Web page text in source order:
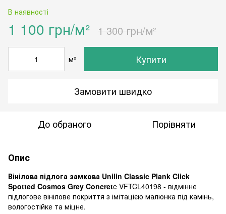
В наявності
1 100 грн/м² 1 300 грн/м²
м² Купити
Замовити швидко
До обраного Порівняти
Опис
Вінілова підлога замкова Unilin Classic Plank Click
Spotted Cosmos Grey Concrete VFTCL40198 - відмінне
підлогове вінілове покриття з імітацією малюнка під камінь,
вологостійке та міцне.